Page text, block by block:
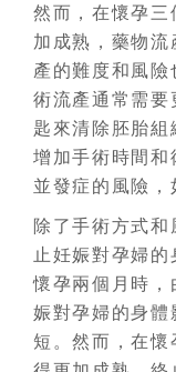
然而，在懷孕三
加成熟，藥物
產的難度和風
術流產通常需要
匙來清除胚胎組
增加手術時間和
並發症的風險，
除了手術方式
止妊娠對孕婦
懷孕兩個月時
娠對孕婦的身體
短。然而，在懷